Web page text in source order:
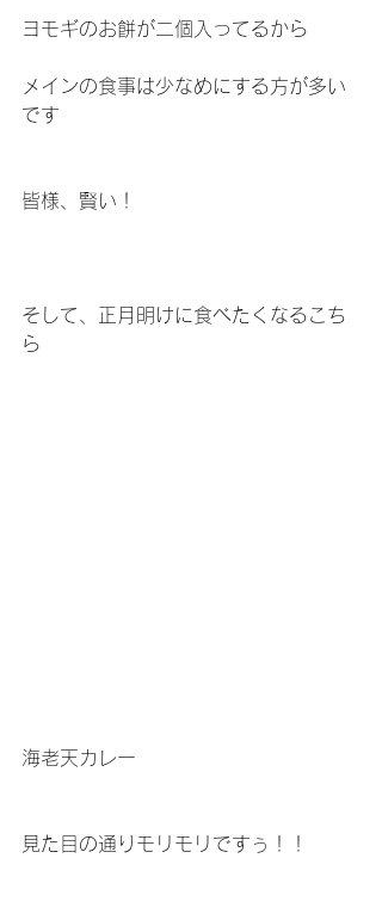
ヨモギのお餅が二個入ってるから
メインの食事は少なめにする方が多い
です
皆様、賢い！
そして、正月明けに食べたくなるこち
ら
海老天カレー
見た目の通りモリモリですぅ！！